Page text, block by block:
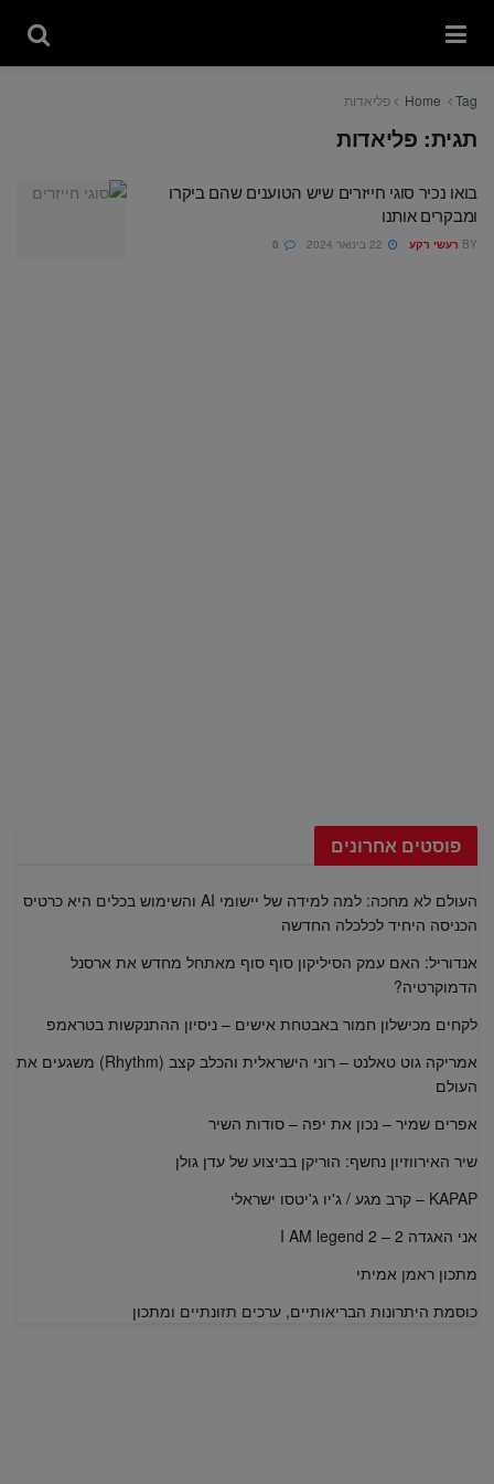
Home Tag פליאדות
תגית: פליאדות
בואו נכיר סוגי חייזרים שיש הטוענים שהם ביקרו
ומבקרים אותנו
BY רעשי רקע
פוסטים אחרונים
העולם לא מחכה: למה למידה של יישומי AI והשימוש בכלים היא כרטיס
הכניסה היחיד לכלכלה החדשה
אנדוריל: האם עמק הסיליקון סוף סוף מאתחל מחדש את ארסנל
הדמוקרטיה?
לקחים מכישלון חמור באבטחת אישים – ניסיון ההתנקשות בטראמפ
אמריקה גוט טאלנט – רוני הישראלית והכלב קצב (Rhythm) משגעים את
העולם
אפרים שמיר – נכון את יפה – סודות השיר
שיר האירווזיון נחשף: הוריקן בביצוע של עדן גולן
KAPAP – קרב מגע / ג'יו ג'יטסו ישראלי
אני האגדה 2 – I AM legend 2
מתכון ראמן אמיתי
כוסמת היתרונות הבריאותיים, ערכים תזונתיים ומתכון